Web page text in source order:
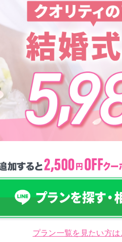
こんなお悩みありませんか？
選ばれる３つのポイント
なぜお手頃価格？
プラン一覧を見たい方は